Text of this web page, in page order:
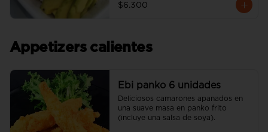
$6.300
Appetizers calientes
Ebi panko 6 unidades
Deliciosos camarones apanados en
una suave masa en panko frito
(incluye una salsa de soya).